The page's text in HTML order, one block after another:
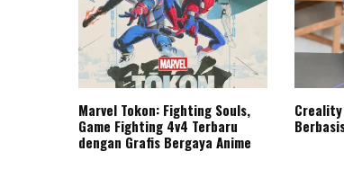
Marvel Tokon: Fighting Souls,
Game Fighting 4v4 Terbaru
dengan Grafis Bergaya Anime
Creality